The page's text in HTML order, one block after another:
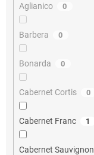
Aglianico 0
Barbera 0
Bonarda 0
Cabernet Cortis 0
Cabernet Franc 1
Cabernet Sauvignon